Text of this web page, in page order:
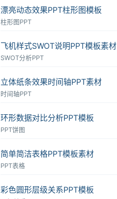
漂亮动态效果PPT柱形图模板
柱形图PPT
飞机样式SWOT说明PPT模板素材
SWOT分析PPT
立体纸条效果时间轴PPT素材
时间轴PPT
环形数据对比分析PPT模板
PPT饼图
简单简洁表格PPT模板素材
PPT表格
彩色圆形层级关系PPT模板